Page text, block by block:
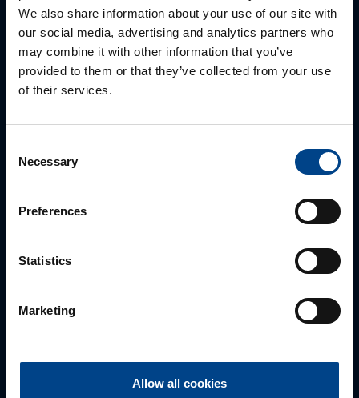
We also share information about your use of our site with
our social media, advertising and analytics partners who
may combine it with other information that you’ve
provided to them or that they’ve collected from your use
of their services.
Selection
Necessary
Preferences
Statistics
Marketing
Allow all cookies
ALUEMYYNTIPÄÄLLIKKÖ, LÄNSI-SUOMI